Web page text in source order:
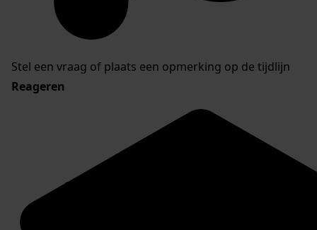
Stel een vraag of plaats een opmerking op de tijdlijn
Reageren